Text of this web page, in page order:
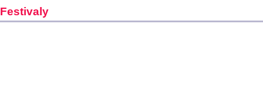
Festivaly